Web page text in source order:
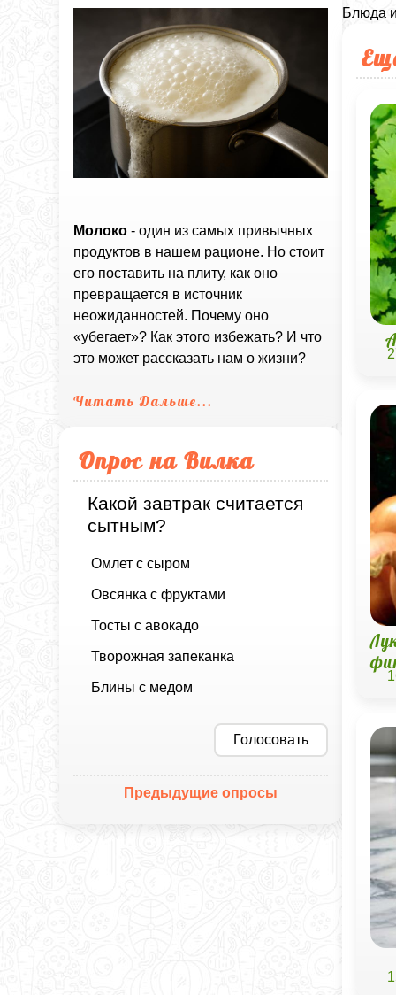
Молоко - один из самых привычных
продуктов в нашем рационе. Но стоит
его поставить на плиту, как оно
превращается в источник
неожиданностей. Почему оно
«убегает»? Как этого избежать? И что
это может рассказать нам о жизни?
Читать Дальше...
Опрос на Вилка
Какой завтрак считается
сытным?
Омлет с сыром
Овсянка с фруктами
Тосты с авокадо
Творожная запеканка
Блины с медом
Голосовать
Предыдущие опросы
Блюда